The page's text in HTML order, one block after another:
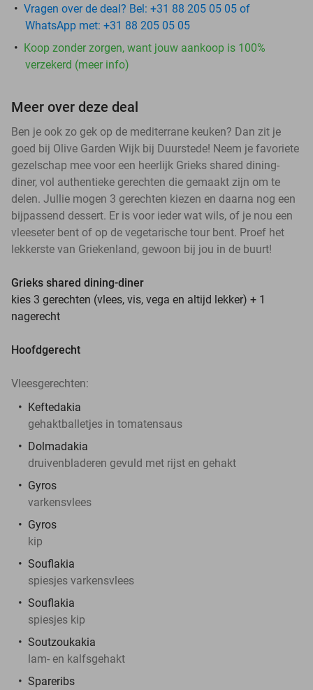
Vragen over de deal? Bel: +31 88 205 05 05 of
WhatsApp met: +31 88 205 05 05
Koop zonder zorgen, want jouw aankoop is 100%
verzekerd (meer info)
Meer over deze deal
Ben je ook zo gek op de mediterrane keuken? Dan zit je
goed bij Olive Garden Wijk bij Duurstede! Neem je favoriete
gezelschap mee voor een heerlijk Grieks shared dining-
diner, vol authentieke gerechten die gemaakt zijn om te
delen. Jullie mogen 3 gerechten kiezen en daarna nog een
bijpassend dessert. Er is voor ieder wat wils, of je nou een
vleeseter bent of op de vegetarische tour bent. Proef het
lekkerste van Griekenland, gewoon bij jou in de buurt!
Grieks shared dining-diner
kies 3 gerechten (vlees, vis, vega en altijd lekker) + 1
nagerecht
Hoofdgerecht
Vleesgerechten:
Keftedakia
gehaktballetjes in tomatensaus
Dolmadakia
druivenbladeren gevuld met rijst en gehakt
Gyros
varkensvlees
Gyros
kip
Souflakia
spiesjes varkensvlees
Souflakia
spiesjes kip
Soutzoukakia
lam- en kalfsgehakt
Spareribs